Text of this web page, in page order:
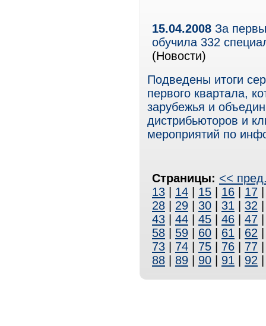
15.04.2008 За
обучила 332
(Новости)
Подведены итоги
первого квартала,
зарубежья и
дистрибьюторов и
мероприятий по
Страницы: <<
13
14 15 16 17
28
29 30 31 32
43
44 45 46 47
58
59 60 61 62
73
74 75 76 77
88
89 90 91 92